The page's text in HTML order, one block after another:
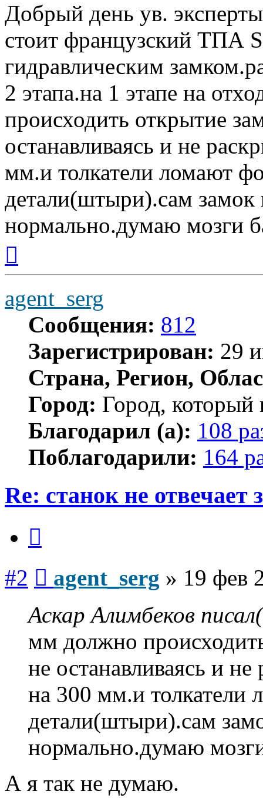
Добрый день ув.
стоит французский ТПА
гидравлическим
2 этапа.на 1 этапе на
происходить открытие
останавливаясь и не
мм.и толкатели ломают
детали(штыри).сам замок
нормально.думаю мозги
началу
agent_serg
Сообщения: 812
Зарегистрирован: 29
Страна, Регион,
Город: Город, который
Благодарил (а): 108
Поблагодарили: 164
Re: станок не
#2 agent_serg » 19 фев
Аскар Алимбеков
мм должно
не останавливаясь и не
на 300 мм.и
детали(штыри).сам
нормально.думаю
А я так не думаю.